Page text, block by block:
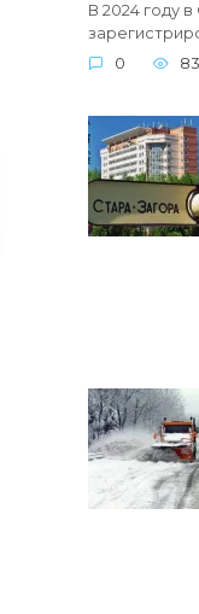
В 2024 году
0
83